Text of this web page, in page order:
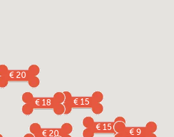
€ 20
€ 15
€ 20
€ 18
€ 15 € 9